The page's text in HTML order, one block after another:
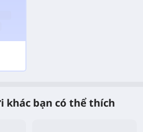
khác bạn có thể thích